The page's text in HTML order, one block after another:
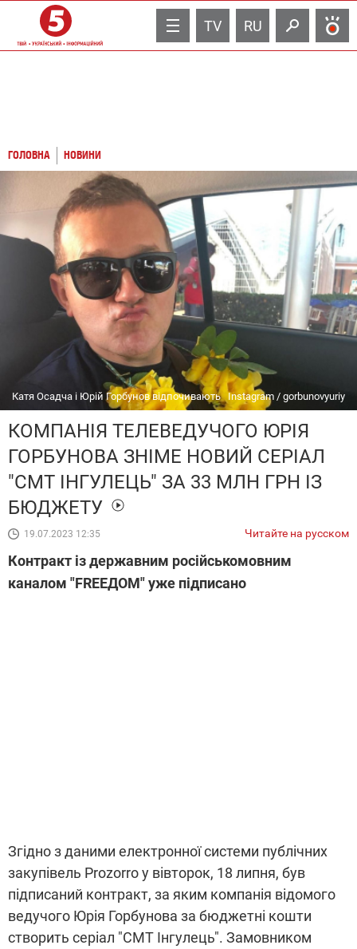
TV RU
ГОЛОВНА НОВИНИ
Катя Осадча і Юрій Горбунов відпочивають Instagram / gorbunovyuriy
КОМПАНІЯ ТЕЛЕВЕДУЧОГО ЮРІЯ
ГОРБУНОВА ЗНІМЕ НОВИЙ СЕРІАЛ
"СМТ ІНГУЛЕЦЬ" ЗА 33 МЛН ГРН ІЗ
БЮДЖЕТУ
19.07.2023 12:35 Читайте на русском
Контракт із державним російськомовним
каналом "FREEДОМ" уже підписано
Згідно з даними електронної системи публічних
закупівель Prozorro у вівторок, 18 липня, був
підписаний контракт, за яким компанія відомого
ведучого Юрія Горбунова за бюджетні кошти
створить серіал "СМТ Інгулець". Замовником